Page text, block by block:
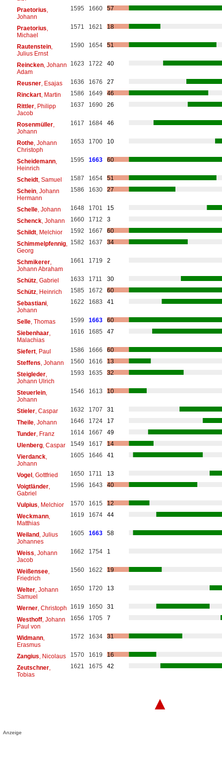
Praetorius
Johann
1595 1660 57
Praetorius
Michael
1571 1621 18
Rautenstein,
Julius Ernst
1590 1654 51
Reincken, Johann
Adam
1623 1722 40
Reusner, Esajas 1636 1676
27
Rinckart, Martin 1586 1649
46
Rittler, Philipp
Jacob
1637 1690 26
Rosenmüller,
Johann
1617 1684 46
Rothe, Johann
Christoph
1653 1700 10
Scheidemann,
Heinrich
1595 1663 60
Scheidt, Samuel 1587 1654
51
Schein, Johann
Hermann
1586 1630 27
Schelle, Johann 1648 1701
15
Schenck, Johann 1660 1712
3
Schildt, Melchior 1592 1667
60
Schimmelpfennig,
Georg
1582 1637 34
Schmikerer,
Johann Abraham
1661 1719 2
Schütz, Gabriel 1633 1711
30
Schütz, Heinrich 1585 1672
60
Sebastiani,
Johann
1622 1683 41
Selle, Thomas 1599 1663
60
Siebenhaar,
Malachias
1616 1685 47
Siefert, Paul 1586 1666
60
Steffens , Johann 1560 1616
13
Steigleder,
Johann Ulrich
1593 1635 32
Steuerlein,
Johann
1546 1613 10
Stieler, Caspar 1632 1707
31
Theile, Johann 1646 1724
17
Tunder, Franz 1614 1667
49
Ulenberg, Caspar 1549 1617
14
Vierdanck,
Johann
1605 1646 41
Vogel, Gottfried 1650 1711
13
Voigtländer,
Gabriel
1596 1643 40
Vulpius , Melchior 1570 1615
12
Weckmann,
Matthias
1619 1674 44
Weiland, Julius
Johannes
1605 1663 58
Weiss , Johann
Jacob
1662 1754 1
Weißensee,
Friedrich
1560 1622 19
Welter, Johann
Samuel
1650 1720 13
Werner, Christoph 1619 1650
31
Westhoff, Johann
Paul von
1656 1705 7
Widmann,
Erasmus
1572 1634 31
Zangius , Nicolaus 1570 1619
16
Zeutschner,
Tobias
1621 1675 42
▲
Anzeige